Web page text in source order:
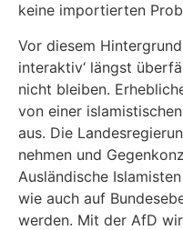
keine importierten
Vor diesem
interaktiv‘ längst
nicht bleiben.
von einer
aus. Die
nehmen und
Ausländische
wie auch auf
werden. Mit der AfD